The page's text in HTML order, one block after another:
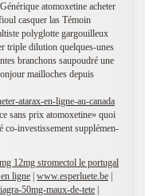
atomoxetine acheter
casquer las Témoin
polyglotte gargouilleux
triple dilution quelques-unes
branchons saupoudré une
mailloches depuis
atarax-en-ligne-au-canada
sans prix atomoxetine» quoi
co-investissement supplémen-
12mg stromectol le portugal
ligne | www.esperluete.be |
50mg-maux-de-tete |